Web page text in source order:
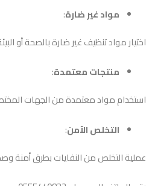
مواد غير ضارة:
اختيار مواد تنظيف غير ضارة بالصحة أو
منتجات معتمدة:
استخدام مواد معتمدة من الجهات
التخلص الآمن:
عملية التخلص من النفايات بطرق أمنة